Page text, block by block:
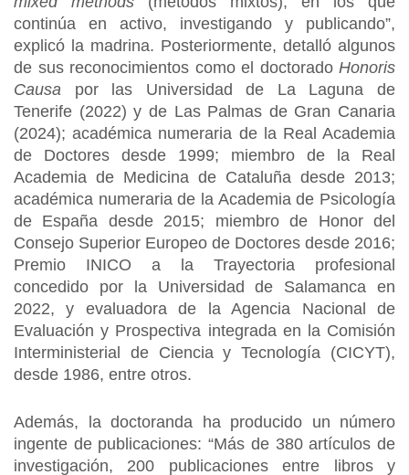
continúa en activo, investigando y publicando”,
explicó la madrina. Posteriormente, detalló algunos
de sus reconocimientos como el doctorado Honoris
Causa por las Universidad de La Laguna de
Tenerife (2022) y de Las Palmas de Gran Canaria
(2024); académica numeraria de la Real Academia
de Doctores desde 1999; miembro de la Real
Academia de Medicina de Cataluña desde 2013;
académica numeraria de la Academia de Psicología
de España desde 2015; miembro de Honor del
Consejo Superior Europeo de Doctores desde 2016;
Premio INICO a la Trayectoria profesional
concedido por la Universidad de Salamanca en
2022, y evaluadora de la Agencia Nacional de
Evaluación y Prospectiva integrada en la Comisión
Interministerial de Ciencia y Tecnología (CICYT),
desde 1986, entre otros.
Además, la doctoranda ha producido un número
ingente de publicaciones: “Más de 380 artículos de
investigación, 200 publicaciones entre libros y